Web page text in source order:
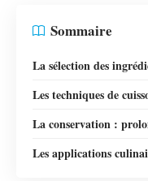
Sommaire
La sélection des
Les techniques de
La conservation :
Les applications